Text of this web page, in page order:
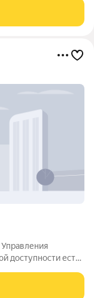
в микрорайоне
доступности есть
на 825 учеников, и